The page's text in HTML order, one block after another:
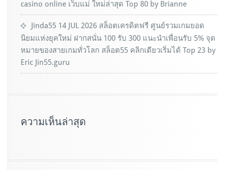
casino online เว็บแม่ ใหม่ล่าสุด Top 80 by Brianne
Jinda55 14 JUL 2026 สล็อตเครดิตฟรี ศูนย์รวมเกมยอด
นิยมแห่งยุคใหม่ ฝากสนั่น 100 รับ 300 แนะนำเพื่อนรับ 5% จุด
หมายของสายเกมทั่วโลก สล็อต55 คลิกเดียวเริ่มได้ Top 23 by
Eric Jin55.guru
ความเห็นล่าสุด